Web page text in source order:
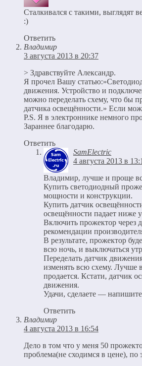
Сталкивался с такими, выглядят
:)
Ответить
Владимир
3 августа 2013 в 20:37
> Здравствуйте Александр.
Я прочел Вашу
движения. Устройство и
можно переделать схему, что бы
датчика освещённости.» Если
P.S. Я в электроннике немного
Зараннее благодарю.
Ответить
SamElectric
4 августа 2013 в
Владимир, лучше и проще
Купить светодиодный
мощности и конструкции.
Купить датчик
освещённости падает ниже
Включить прожектор через
рекомендации
В результате, прожектор
всю ночь, и выключаться
Переделать датчик
изменять всю схему. Лучше
продается. Кстати, датчик
движения.
Удачи, сделаете —
Ответить
Владимир
4 августа 2013 в 16:54
Дело в том что у меня 50
проблема(не сходимся в цене), по